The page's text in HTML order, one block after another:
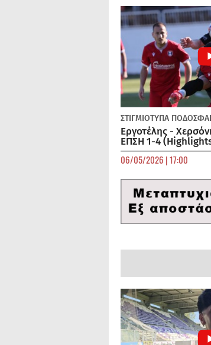
ΣΤΙΓΜΙΟΤΥΠΑ
Εργοτέλης -
ΕΠΣΗ 1-4
06/05/2026 | 17:00